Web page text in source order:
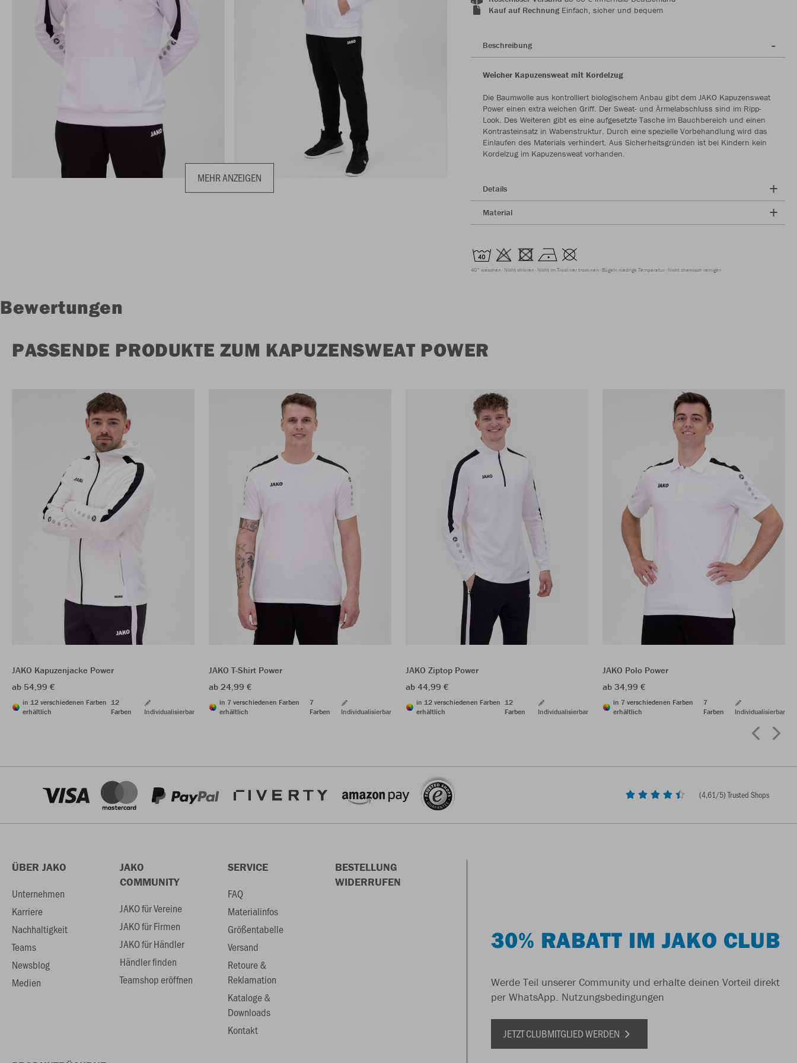
MEHR ANZEIGEN
Kauf auf RechnungEinfach, sicher und bequem
Beschreibung
Weicher Kapuzensweat mit Kordelzug
Die Baumwolle aus kontrolliert biologischem Anbau gibt dem JAKO Kapuzensweat
Power einen extra weichen Griff. Der Sweat- und Ärmelabschluss sind im Ripp-
Look. Des Weiteren gibt es eine aufgesetzte Tasche im Bauchbereich und einen
Kontrasteinsatz in Wabenstruktur. Durch eine spezielle Vorbehandlung wird das
Einlaufen des Materials verhindert. Aus Sicherheitsgründen ist bei Kindern kein
Kordelzug im Kapuzensweat vorhanden.
Details
Material
40° waschen Nicht chloren Nicht im Trockner trocknen Bügeln niedrige Temperatur Nicht chemisch reinigen
Bewertungen
PASSENDE PRODUKTE ZUM KAPUZENSWEAT POWER
JAKO Kapuzenjacke Power
ab 54,99 €
in 12 verschiedenen Farben
erhältlich
12
Farben
Individualisierbar
JAKO T-Shirt Power
ab 24,99 €
in 7 verschiedenen Farben
erhältlich
7
Farben
Individualisierbar
JAKO Ziptop Power
ab 44,99 €
in 12 verschiedenen Farben
erhältlich
12
Farben
Individualisierbar
JAKO Polo Power
ab 34,99 €
in 7 verschiedenen Farben
erhältlich
7
Farben
Individualisierbar
(4,61/5) Trusted Shops
ÜBER JAKO
Unternehmen
Karriere
Nachhaltigkeit
Teams
Newsblog
Medien
JAKO
COMMUNITY
JAKO für Vereine
JAKO für Firmen
JAKO für Händler
Händler finden
Teamshop eröffnen
SERVICE
FAQ
Materialinfos
Größentabelle
Versand
Retoure &
Reklamation
Kataloge &
Downloads
Kontakt
BESTELLUNG
WIDERRUFEN
30% RABATT IM JAKO CLUB
Werde Teil unserer Community und erhalte deinen Vorteil direkt
per WhatsApp. Nutzungsbedingungen
JETZT CLUBMITGLIED WERDEN